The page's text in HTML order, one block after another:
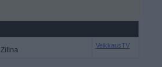
Zilina
VeikkausTV